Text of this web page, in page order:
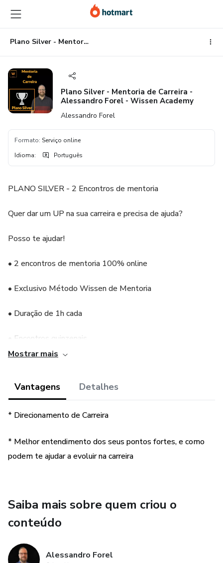
para
o
conteúdo
principal
para
o
pagamento
para
o
rodapé
Plano Silver - Mentoria de Carreira - Alessandro Forel - Wissen Academy
Plano Silver - Mentoria de Carreira -
Alessandro Forel - Wissen Academy
Alessandro Forel
Formato: Serviço online
Idioma: Português
PLANO SILVER - 2 Encontros de mentoria
Quer dar um UP na sua carreira e precisa de ajuda?
Posso te ajudar!
• 2 encontros de mentoria 100% online
• Exclusivo Método Wissen de Mentoria
• Duração de 1h cada
• Encontros quinzenais
mentor através do email
mentoria@wissenacademy.com.br
seções.
• Foco no CHA individual (Conhecimentos, Habilidades e
Atitudes)
• Transformar você em um dos Gestores Transformadores
Mostrar mais
Vantagens Detalhes
* Direcionamento de Carreira
* Melhor entendimento dos seus pontos fortes, e como
podem te ajudar a evoluir na carreira
Saiba mais sobre quem criou o
conteúdo
Alessandro Forel